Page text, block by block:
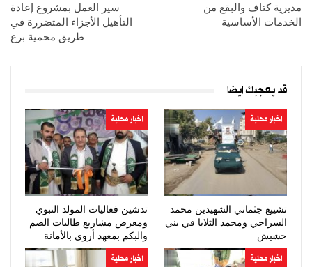
مديرية كتاف والبقع من
الخدمات الأساسية
سير العمل بمشروع إعادة
التأهيل الأجزاء المتضررة في
طريق محمية برع
قد يعجبك ايضا
اخبار محلية
تشييع جثماني الشهيدين محمد
السراجي ومحمد الثلايا في بني
حشيش
اخبار محلية
تدشين فعاليات المولد النبوي
ومعرض مشاريع طالبات الصم
والبكم بمعهد أروى بالأمانة
اخبار محلية اخبار محلية